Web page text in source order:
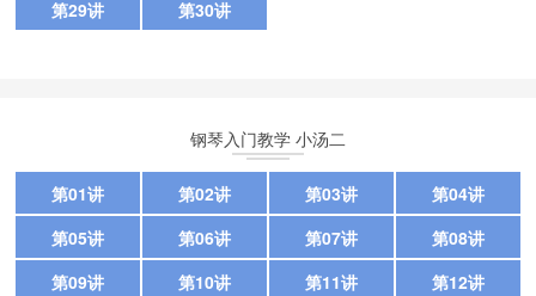
第29讲
第30讲
钢琴入门教学 小汤二
第01讲 第02讲 第03讲
第04讲
第05讲
第06讲 第07讲
第08讲
第09讲
第10讲 第11讲
第12讲